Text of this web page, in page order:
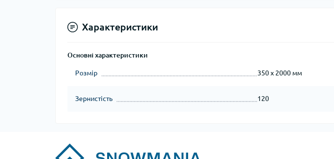
Характеристики
Основні характеристики
Розмір 350 х 2000 мм
Зернистість 120